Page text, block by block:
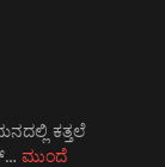
ಕತ್ತಲೆ
ಮುಂದೆ